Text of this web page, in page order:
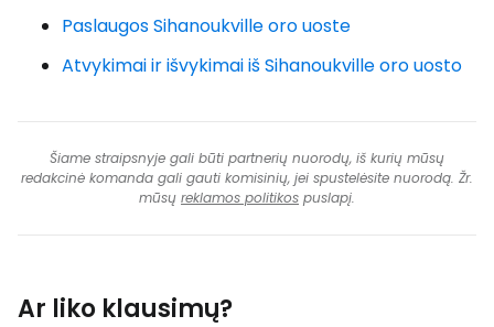
Paslaugos Sihanoukville oro uoste
Atvykimai ir išvykimai iš Sihanoukville oro uosto
Šiame straipsnyje gali būti partnerių nuorodų, iš kurių mūsų
redakcinė komanda gali gauti komisinių, jei spustelėsite nuorodą. Žr.
mūsų reklamos politikos puslapį.
Ar liko klausimų?